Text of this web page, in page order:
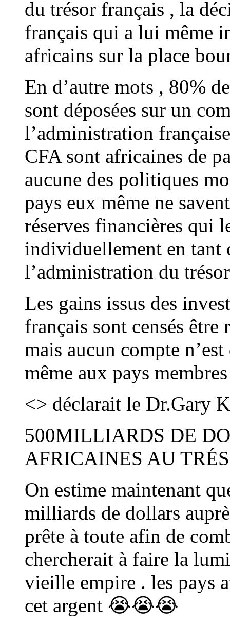
du trésor français , la
français qui a lui même
africains sur la place
En d’autre mots , 80%
sont déposées sur un
l’administration
CFA sont africaines de
aucune des politiques
pays eux même ne
réserves financières qui
individuellement en tant
l’administration du
Les gains issus des
français sont censés
mais aucun compte
même aux pays
<> déclarait le Dr.Gary
500MILLIARDS DE
AFRICAINES AU
On estime maintenant
milliards de dollars
prête à toute afin de
chercherait à faire la
vieille empire . les pays
cet argent 😭😭😭